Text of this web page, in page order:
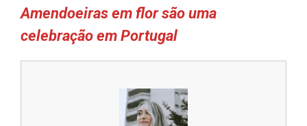
Amendoeiras em flor são uma
celebração em Portugal